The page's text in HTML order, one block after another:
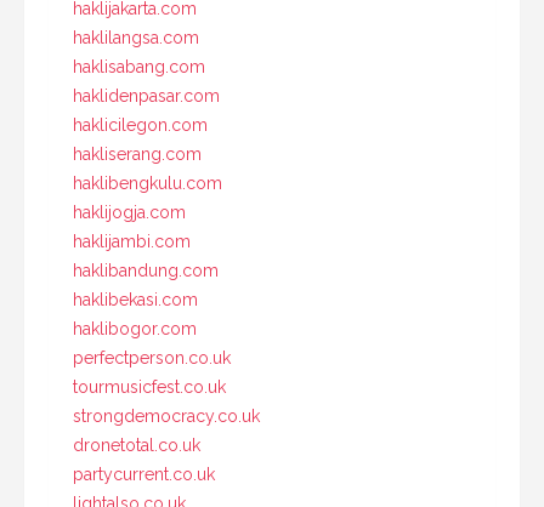
haklijakarta.com
haklilangsa.com
haklisabang.com
haklidenpasar.com
haklicilegon.com
hakliserang.com
haklibengkulu.com
haklijogja.com
haklijambi.com
haklibandung.com
haklibekasi.com
haklibogor.com
perfectperson.co.uk
tourmusicfest.co.uk
strongdemocracy.co.uk
dronetotal.co.uk
partycurrent.co.uk
lightalso.co.uk